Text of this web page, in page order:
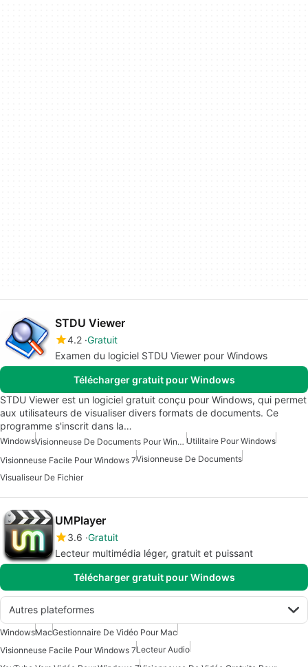
STDU Viewer
4.2 Gratuit
Examen du logiciel STDU Viewer pour Windows
Télécharger gratuit pour Windows
STDU Viewer est un logiciel gratuit conçu pour Windows, qui permet
aux utilisateurs de visualiser divers formats de documents. Ce
programme s'inscrit dans la…
Windows Visionneuse De Documents Pour Windows 7 Utilitaire Pour Windows
Visionneuse Facile Pour Windows 7Visionneuse De Documents
Visualiseur De Fichier
UMPlayer
3.6 Gratuit
Lecteur multimédia léger, gratuit et puissant
Télécharger gratuit pour Windows
Autres plateformes
WindowsMacGestionnaire De Vidéo Pour Mac
Visionneuse Facile Pour Windows 7Lecteur Audio